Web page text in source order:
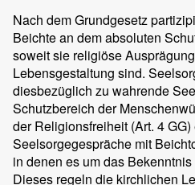
Nach dem Grundgesetz
Beichte an dem absoluten
soweit sie religiöse
Lebensgestaltung sind.
diesbezüglich zu wahrende
Schutzbereich der
der Religionsfreiheit (Art. 4 GG)
Seelsorgegespräche mit
in denen es um das
Dieses regeln die kirchlichen